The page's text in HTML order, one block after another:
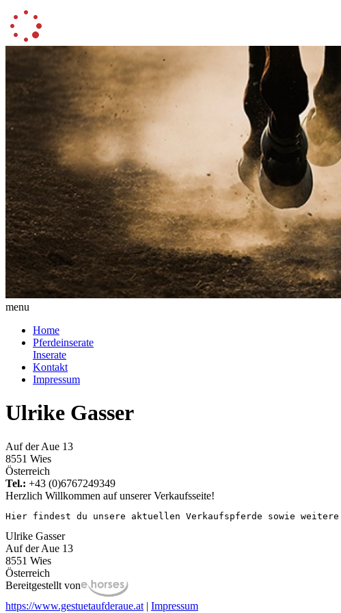
menu
Home
Pferdeinserate
Inserate
Kontakt
Impressum
Ulrike Gasser
Auf der Aue 13
8551 Wies
Österreich
Tel.: +43 (0)6767249349
Herzlich Willkommen auf unserer Verkaufsseite!
Hier findest du unsere aktuellen Verkaufspferde sowie
Ulrike Gasser
Auf der Aue 13
8551 Wies
Österreich
Bereitgestellt von
https://www.gestuetaufderaue.at | Impressum